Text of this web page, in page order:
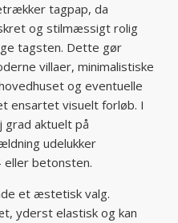
tagpap, da
og stilmæssigt rolig
tagsten. Dette gør
villaer, minimalistiske
og eventuelle
ensartet visuelt forløb. I
grad aktuelt på
udelukker
eller betonsten.
et æstetisk valg.
yderst elastisk og kan